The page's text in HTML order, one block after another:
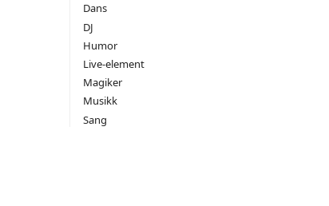
Dans
DJ
Humor
Live-element
Magiker
Musikk
Sang